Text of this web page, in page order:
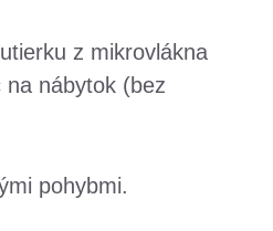
z mikrovlákna
na nábytok (bez
pohybmi.